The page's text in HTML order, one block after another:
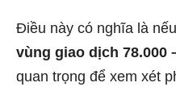
Điều này có nghĩa là
vùng giao dịch 78.000
quan trọng để xem xét